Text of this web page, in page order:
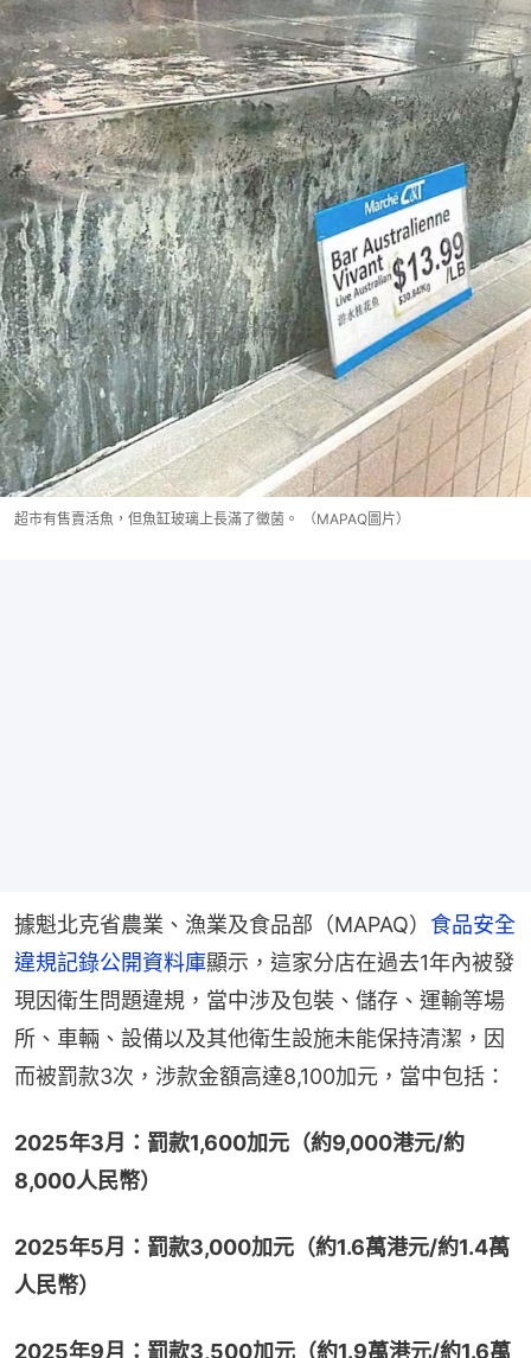
超市有售賣活魚，但魚缸玻璃上長滿了黴菌。 （MAPAQ圖片）
據魁北克省農業、漁業及食品部（MAPAQ） 食品安全
違規記錄公開資料庫顯示，這家分店在過去1年內被發
現因衛生問題違規，當中涉及包裝、儲存、運輸等場
所、車輛、設備以及其他衛生設施未能保持清潔，因
而被罰款3次，涉款金額高達8,100加元，當中包括：
2025年3月：罰款1,600加元（約9,000港元/約
8,000人民幣）
2025年5月：罰款3,000加元（約1.6萬港元/約1.4萬
人民幣）
2025年9月：罰款3,500加元（約1.9萬港元/約1.6萬